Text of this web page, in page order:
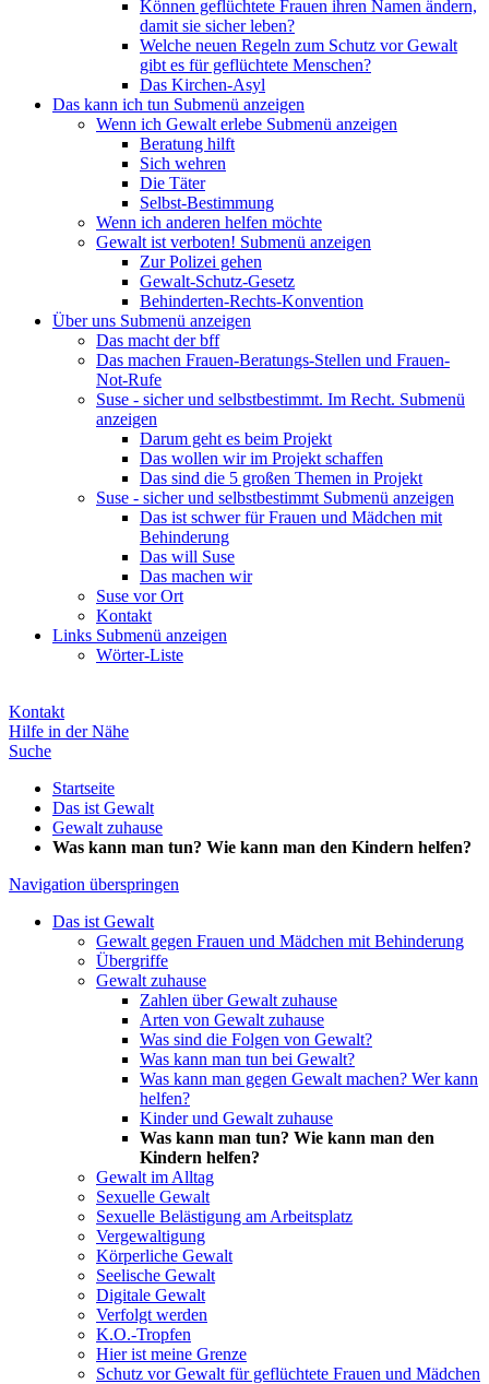
Können geflüchtete Frauen ihren Namen ändern,
damit sie sicher leben?
Welche neuen Regeln zum Schutz vor Gewalt
gibt es für geflüchtete Menschen?
Das Kirchen-Asyl
Das kann ich tun Submenü anzeigen
Wenn ich Gewalt erlebe Submenü anzeigen
Beratung hilft
Sich wehren
Die Täter
Selbst-Bestimmung
Wenn ich anderen helfen möchte
Gewalt ist verboten! Submenü anzeigen
Zur Polizei gehen
Gewalt-Schutz-Gesetz
Behinderten-Rechts-Konvention
Über uns Submenü anzeigen
Das macht der bff
Das machen Frauen-Beratungs-Stellen und Frauen-
Not-Rufe
Suse - sicher und selbstbestimmt. Im Recht. Submenü
anzeigen
Darum geht es beim Projekt
Das wollen wir im Projekt schaffen
Das sind die 5 großen Themen in Projekt
Suse - sicher und selbstbestimmt Submenü anzeigen
Das ist schwer für Frauen und Mädchen mit
Behinderung
Das will Suse
Das machen wir
Suse vor Ort
Kontakt
Links Submenü anzeigen
Wörter-Liste
Kontakt
Hilfe in der Nähe
Suche
Startseite
Das ist Gewalt
Gewalt zuhause
Was kann man tun? Wie kann man den Kindern helfen?
Navigation überspringen
Das ist Gewalt
Gewalt gegen Frauen und Mädchen mit Behinderung
Übergriffe
Gewalt zuhause
Zahlen über Gewalt zuhause
Arten von Gewalt zuhause
Was sind die Folgen von Gewalt?
Was kann man tun bei Gewalt?
Was kann man gegen Gewalt machen? Wer kann
helfen?
Kinder und Gewalt zuhause
Was kann man tun? Wie kann man den
Kindern helfen?
Gewalt im Alltag
Sexuelle Gewalt
Sexuelle Belästigung am Arbeitsplatz
Vergewaltigung
Körperliche Gewalt
Seelische Gewalt
Digitale Gewalt
Verfolgt werden
K.O.-Tropfen
Hier ist meine Grenze
Schutz vor Gewalt für geflüchtete Frauen und Mädchen